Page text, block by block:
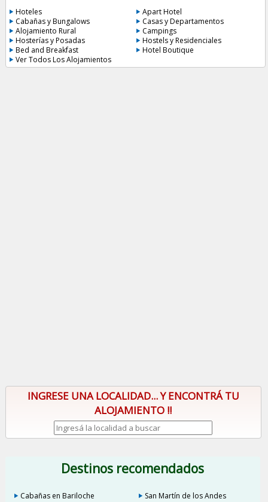
Hoteles
Apart Hotel
Cabañas y Bungalows
Casas y Departamentos
Alojamiento Rural
Campings
Hosterías y Posadas
Hostels y Residenciales
Bed and Breakfast
Hotel Boutique
Ver Todos Los Alojamientos
INGRESE UNA LOCALIDAD... Y ENCONTRÁ TU
ALOJAMIENTO !!
Destinos recomendados
Cabañas en Bariloche
San Martín de los Andes